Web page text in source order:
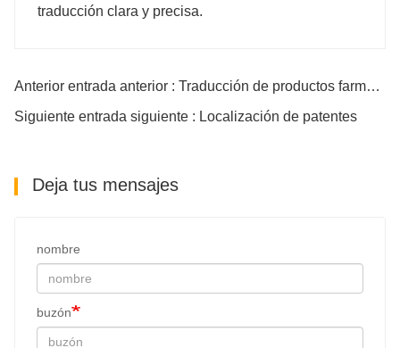
traducción clara y precisa.
Anterior entrada anterior : Traducción de productos farmacéuticos
Siguiente entrada siguiente : Localización de patentes
Deja tus mensajes
nombre
buzón